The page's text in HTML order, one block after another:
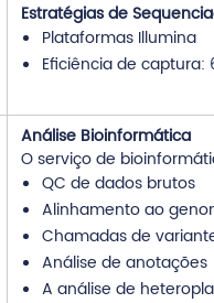
Estratégias de
Plataformas Illumina
Eficiência de captura:
Análise Bioinformática
O serviço de
QC de dados brutos
Alinhamento ao
Chamadas de
Análise de anotações
A análise de